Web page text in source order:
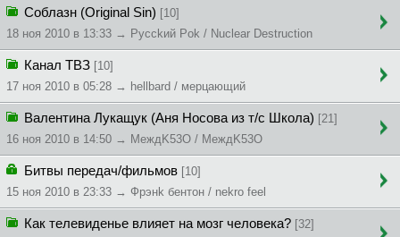
Соблазн (Original Sin) [10]
18 ноя 2010 в 13:33 → Pycckий Pok / Nuclear Destruction
Канал ТВЗ [10]
17 ноя 2010 в 05:28 → hellbard / мерцающий
Валентина Лукащук (Аня Носова из т/с Школа) [21]
16 ноя 2010 в 14:50 → MeждK53O / MeждK53O
Битвы передач/фильмов [10]
15 ноя 2010 в 23:33 → Фpэнk бeнтoн / nekro feel
Как телевиденье влияет на мозг человека? [32]